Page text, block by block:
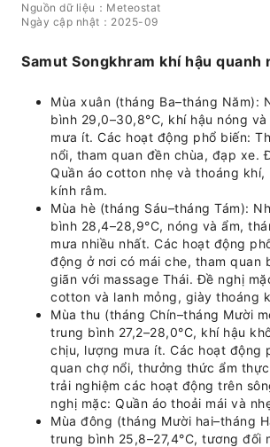
Nguồn dữ liệu：Meteostat
Ngày cập nhật：2025-09
Samut Songkhram khí hậu quanh
Mùa xuân (tháng Ba–tháng Năm):
bình 29,0–30,8°C, khí hậu nóng
mưa ít. Các hoạt động phổ biến:
nổi, tham quan đền chùa, đạp xe.
Quần áo cotton nhẹ và thoáng khí,
kính râm.
Mùa hè (tháng Sáu–tháng Tám):
bình 28,4–28,9°C, nóng và ẩm,
mưa nhiều nhất. Các hoạt động
động ở nơi có mái che, tham quan
giãn với massage Thái. Đề nghị
cotton và lanh mỏng, giày thoáng
Mùa thu (tháng Chín–tháng Mười
trung bình 27,2–28,0°C, khí hậu
chịu, lượng mưa ít. Các hoạt động
quan chợ nổi, thưởng thức ẩm
trải nghiệm các hoạt động trên
nghị mặc: Quần áo thoải mái và
Mùa đông (tháng Mười hai–tháng
trung bình 25,8–27,4°C, tương đối